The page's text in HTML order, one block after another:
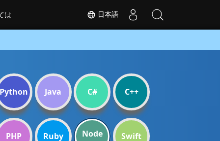
Python Java C# C++
PHP Ruby Node Swift
日本語
は